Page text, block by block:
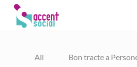
All Bon tracte a